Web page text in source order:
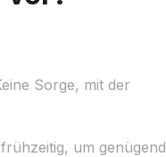
Sorge, mit der
um genügend